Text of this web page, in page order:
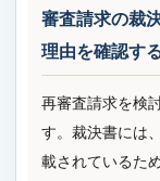
審査請求の裁
理由を確認す
再審査請求を検
す。裁決書には
載されているた